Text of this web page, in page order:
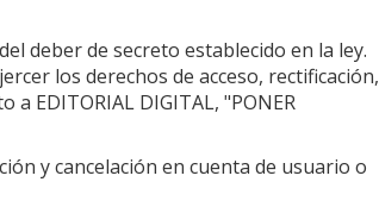
deber de secreto establecido en la ley.
los derechos de acceso, rectificación,
EDITORIAL DIGITAL, "PONER
y cancelación en cuenta de usuario o